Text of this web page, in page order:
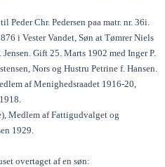
Peder Chr. Pedersen paa matr. nr. 36i.
i Vester Vandet, Søn at Tømrer Niels
Gift 25. Marts 1902 med Inger P.
Nors og Hustru Petrine f. Hansen.
af Menighedsraadet 1916-20,
Medlem af Fattigudvalget og
1929.
overtaget af en søn: